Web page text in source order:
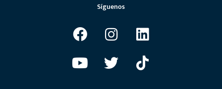
Síguenos